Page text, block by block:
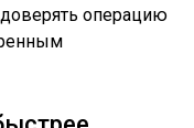
операцию